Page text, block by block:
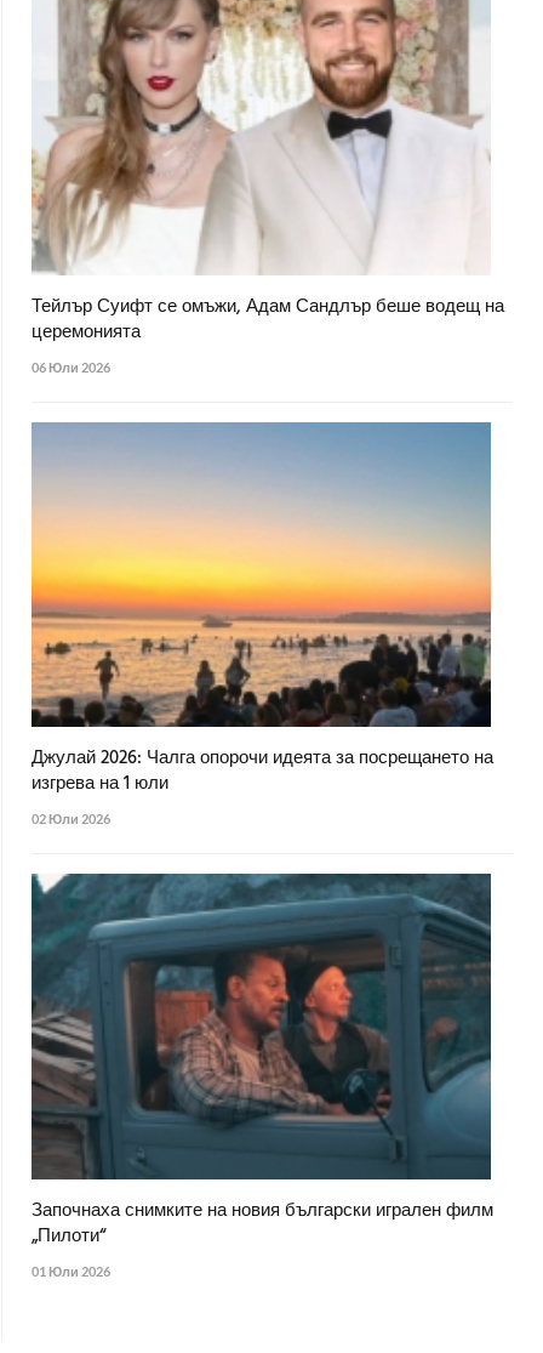
Тейлър Суифт се омъжи, Адам Сандлър беше водещ на
церемонията
06 Юли 2026
Джулай 2026: Чалга опорочи идеята за посрещането на
изгрева на 1 юли
02 Юли 2026
Започнаха снимките на новия български игрален филм
„Пилоти“
01 Юли 2026